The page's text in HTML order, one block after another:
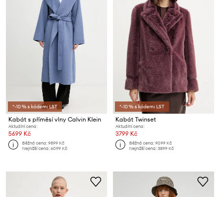
*-10 % s kódem: LST
Kabát s příměsí vlny Calvin Klein
Aktuální cena:
5699 Kč
Běžná cena:9899 Kč
Nejnižší cena:6099 Kč
*-10 % s kódem: LST
Kabát Twinset
Aktuální cena:
3799 Kč
Běžná cena:9099 Kč
Nejnižší cena:3899 Kč